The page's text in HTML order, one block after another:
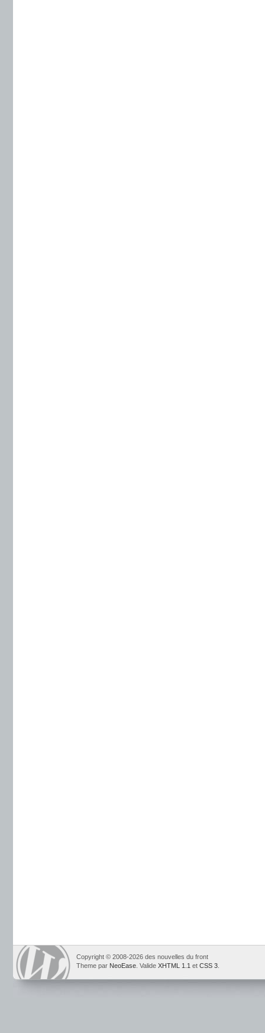
Copyright © 2008-2026 des nouvelles du front
Theme par NeoEase . Valide XHTML 1.1 et CSS 3